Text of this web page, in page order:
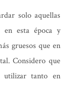
solo aquellas
en esta época y
gruesos que en
Considero que
utilizar tanto en